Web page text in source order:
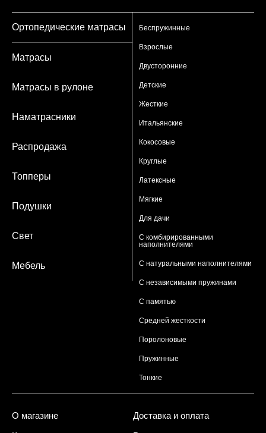
Ортопедические матрасы Беспружинные
Взрослые
Двусторонние
Детские
Жесткие
Итальянские
Кокосовые
Круглые
Латексные
Мягкие
Для дачи
С комбирированными
наполнителями
С натуральными наполнителями
С независимыми пружинами
С памятью
Средней жесткости
Поролоновые
Пружинные
Тонкие
Матрасы
Матрасы в рулоне
Наматрасники
Распродажа
Топперы
Подушки
Свет
Мебель
О магазине
Доставка и оплата